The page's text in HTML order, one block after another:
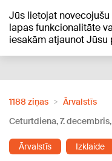
Jūs lietojat
lapas funkcionalitāte
iesakām atjaunot
+23°C
1188 ziņas
Ārvalstīs
Ceturtdiena, 7.
Ārvalstīs Izklaide